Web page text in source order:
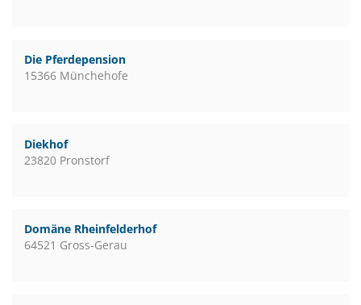
Die Pferdepension
15366 Münchehofe
Diekhof
23820 Pronstorf
Domäne Rheinfelderhof
64521 Gross-Gerau